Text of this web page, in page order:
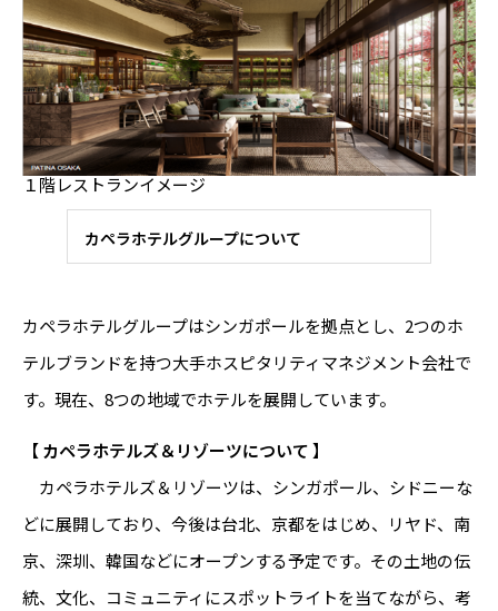
１階レストランイメージ
カペラホテルグループについて
カペラホテルグループはシンガポールを拠点とし、2つのホ
テルブランドを持つ大手ホスピタリティマネジメント会社で
す。現在、8つの地域でホテルを展開しています。
【 カペラホテルズ＆リゾーツについて 】
カペラホテルズ＆リゾーツは、シンガポール、シドニーな
どに展開しており、今後は台北、京都をはじめ、リヤド、南
京、深圳、韓国などにオープンする予定です。その土地の伝
統、文化、コミュニティにスポットライトを当てながら、考